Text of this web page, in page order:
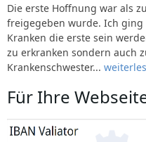
Die erste Hoffnung war als
freigegeben wurde. Ich ging
Kranken die erste sein
zu erkranken sondern auch
Krankenschwester...
Für Ihre